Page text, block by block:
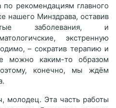
рекомендациям главного
нашего Минздрава, оставив
заболевания, и
экстренную
– сократив терапию и
можно каким-то образом
конечно, мы ждём
молодец. Эта часть работы